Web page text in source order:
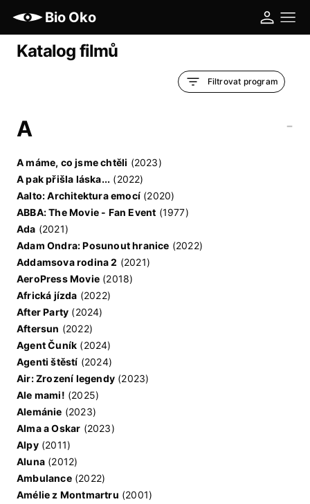
Bio Oko
Katalog filmů
Filtrovat program
A -
A máme, co jsme chtěli (2023)
A pak přišla láska... (2022)
Aalto: Architektura emocí (2020)
ABBA: The Movie - Fan Event (1977)
Ada (2021)
Adam Ondra: Posunout hranice (2022)
Addamsova rodina 2 (2021)
AeroPress Movie (2018)
Africká jízda (2022)
After Party (2024)
Aftersun (2022)
Agent Čuník (2024)
Agenti štěstí (2024)
Air: Zrození legendy (2023)
Ale mami! (2025)
Alemánie (2023)
Alma a Oskar (2023)
Alpy(2011)
Aluna (2012)
Ambulance(2022)
Amélie z Montmartru (2001)